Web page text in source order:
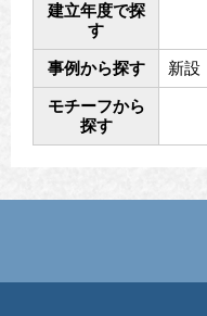
建立年度で探
す
事例から探す 新設
モチーフから
探す